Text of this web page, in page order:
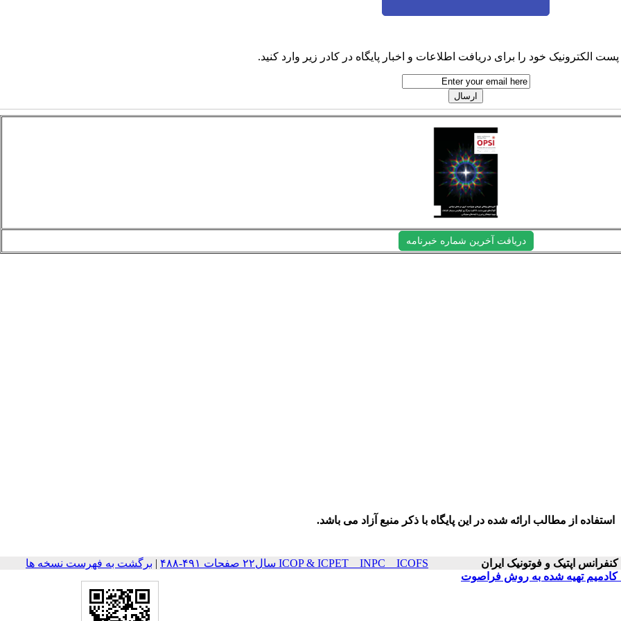
الکترونیک خود را برای دریافت اطلاعات و اخبار پایگاه در کادر زیر وارد کنید.
دریافت آخرین شماره خبرنامه
استفاده از مطالب ارائه شده در این پایگاه با ذکر منبع آزاد می باشد.
ICOP & ICPET _ INPC _ ICOFS سال۲۲ صفحات ۴۹۱-۴۸۸ | برگشت به فهرست نسخه ها
کادمیم تهیه شده به روش فراصوت